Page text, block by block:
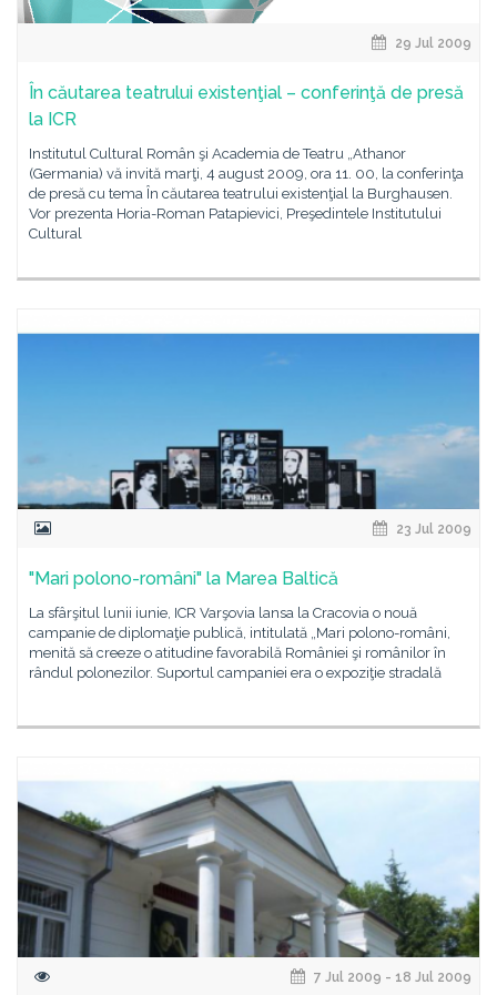
29 Jul 2009
În căutarea teatrului existenţial – conferinţă de presă
la ICR
Institutul Cultural Român şi Academia de Teatru „Athanor
(Germania) vă invită marţi, 4 august 2009, ora 11. 00, la conferinţa
de presă cu tema În căutarea teatrului existenţial la Burghausen.
Vor prezenta Horia-Roman Patapievici, Preşedintele Institutului
Cultural
23 Jul 2009
"Mari polono-români" la Marea Baltică
La sfârşitul lunii iunie, ICR Varşovia lansa la Cracovia o nouă
campanie de diplomaţie publică, intitulată „Mari polono-români,
menită să creeze o atitudine favorabilă României şi românilor în
rândul polonezilor. Suportul campaniei era o expoziţie stradală
7 Jul 2009 - 18 Jul 2009